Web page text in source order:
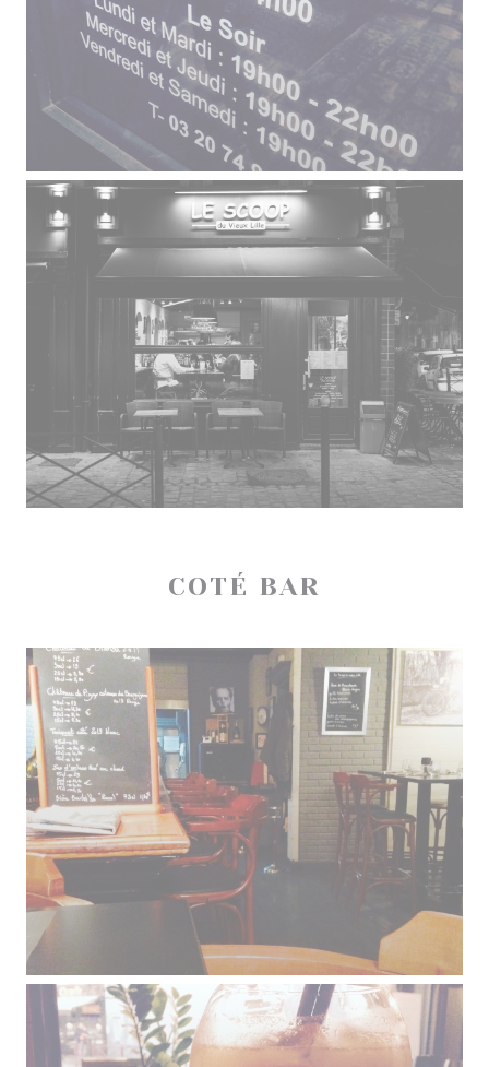
COTÉ BAR